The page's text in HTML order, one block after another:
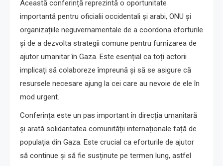
Această conferință reprezintă o oportunitate
importantă pentru oficialii occidentali și arabi, ONU și
organizațiile neguvernamentale de a coordona eforturile
și de a dezvolta strategii comune pentru furnizarea de
ajutor umanitar în Gaza. Este esențial ca toți actorii
implicați să colaboreze împreună și să se asigure că
resursele necesare ajung la cei care au nevoie de ele în
mod urgent.
Conferința este un pas important în direcția umanitară
și arată solidaritatea comunității internaționale față de
populația din Gaza. Este crucial ca eforturile de ajutor
să continue și să fie susținute pe termen lung, astfel